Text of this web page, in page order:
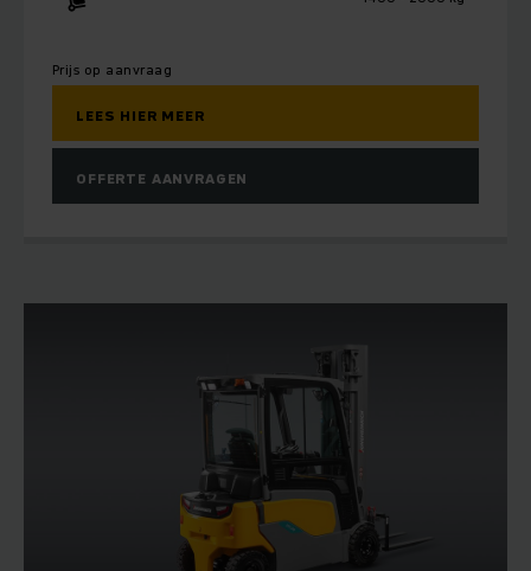
Prijs op aanvraag
LEES HIER MEER
OFFERTE AANVRAGEN